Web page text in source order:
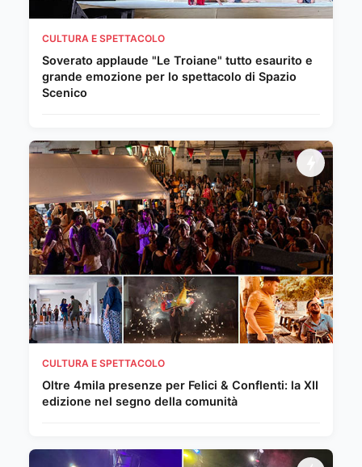
CULTURA E SPETTACOLO
Soverato applaude "Le Troiane" tutto esaurito e
grande emozione per lo spettacolo di Spazio
Scenico
CULTURA E SPETTACOLO
Oltre 4mila presenze per Felici & Conflenti: la XII
edizione nel segno della comunità